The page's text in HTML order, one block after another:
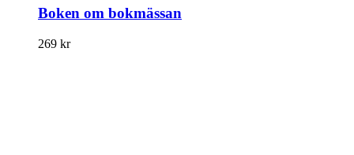
Boken om bokmässan
269 kr